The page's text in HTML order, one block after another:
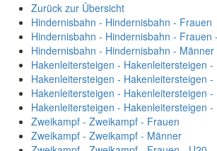
Zurück zur Übersicht
Hindernisbahn - Hindernisbahn - Frauen
Hindernisbahn - Hindernisbahn - Frauen
Hindernisbahn - Hindernisbahn -
Hakenleitersteigen - Hakenleitersteigen
Hakenleitersteigen - Hakenleitersteigen -
Hakenleitersteigen - Hakenleitersteigen
Hakenleitersteigen - Hakenleitersteigen
Zweikampf - Zweikampf - Frauen
Zweikampf - Zweikampf - Männer